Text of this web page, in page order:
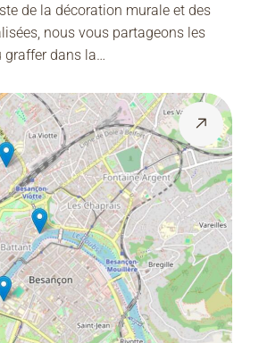
de la décoration murale et des
nous vous partageons les
graffer dans la…